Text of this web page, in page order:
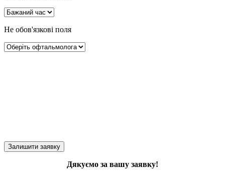
Не обов'язкові поля
Дякуємо за вашу заявку!